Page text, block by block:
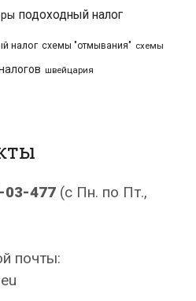
подоходный налог
налог схемы "отмывания" схемы
швейцария
03-477 (с Пн. по Пт.,
почты: